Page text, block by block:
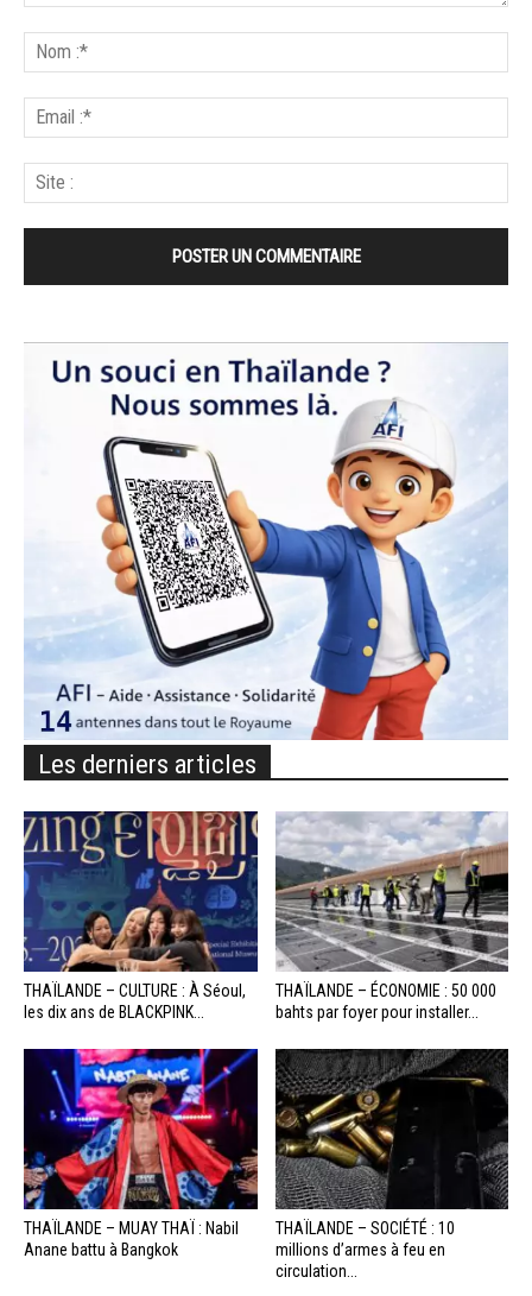
Les derniers articles
THAÏLANDE – CULTURE : À Séoul,
les dix ans de BLACKPINK...
THAÏLANDE – ÉCONOMIE : 50 000
bahts par foyer pour installer...
THAÏLANDE – MUAY THAÏ : Nabil
Anane battu à Bangkok
THAÏLANDE – SOCIÉTÉ : 10
millions d’armes à feu en
circulation...